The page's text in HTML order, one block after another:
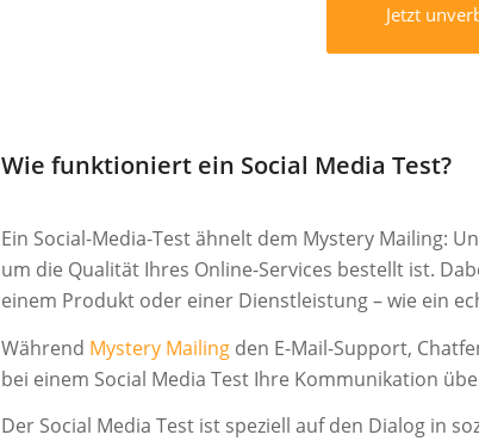
Jetzt
Wie funktioniert ein Social Media Test?
Ein Social-Media-Test ähnelt dem Mystery Mailing:
um die Qualität Ihres Online-Services bestellt ist.
einem Produkt oder einer Dienstleistung – wie ein
Während Mystery Mailingden E-Mail-Support,
bei einem Social Media Test Ihre Kommunikation
Der Social Media Test ist speziell auf den Dialog in